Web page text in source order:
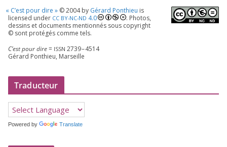
« C’est pour dire » ©2004by Gérard Ponthieu is
licen­sed under CC BY-NC-ND 4.0
. Photos,
des­sins et docu­ments men­tion­nés sous copy­right
© sont pro­té­gés comme tels.
C’est pour dire= ISSN 2739–4514
Gérard Ponthieu, Marseille
Traducteur
Powered by Translate